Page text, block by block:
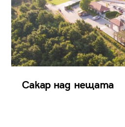
Сакар над нещата